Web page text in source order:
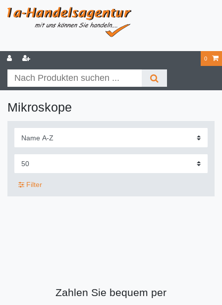
0
Mikroskope
Filter
Zahlen Sie bequem per